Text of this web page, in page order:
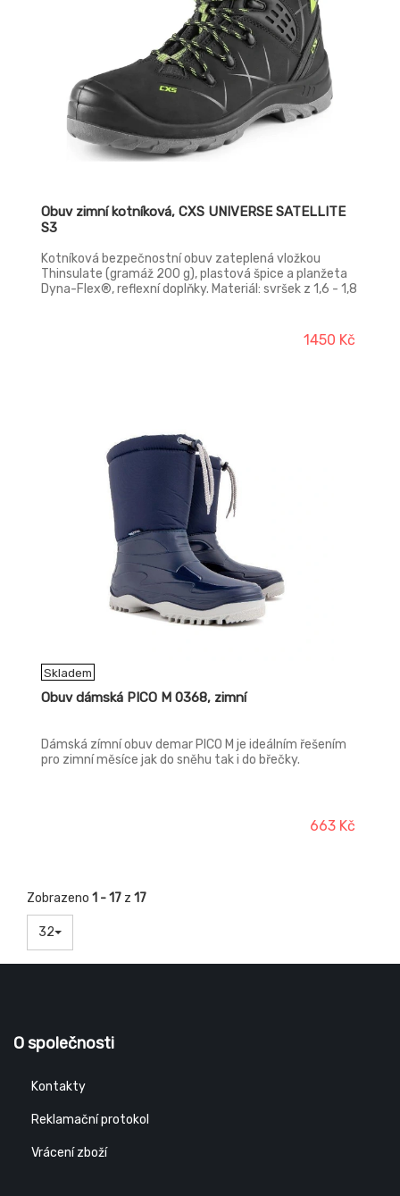
Obuv zimní kotníková, CXS UNIVERSE SATELLITE
S3
Kotníková bezpečnostní obuv zateplená vložkou
Thinsulate (gramáž 200 g), plastová špice a planžeta
Dyna-Flex®, reflexní doplňky. Materiál: svršek z 1,6 - 1,8
podšívka z prodyšné oděru odolné textilie, podešev:
PU-PU olejivzdorná, antistatická, protiskluzová, odolná
1450 Kč
Skladem
Obuv dámská PICO M 0368, zimní
Dámská zímní obuv demar PICO M je ideálním řešením
pro zimní měsíce jak do sněhu tak i do břečky.
663 Kč
Zobrazeno 1 - 17 z 17
32
O společnosti
Kontakty
Reklamační protokol
Vrácení zboží